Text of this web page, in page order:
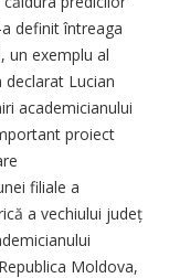
definit întreaga
un exemplu al
declarat Lucian
academicianului
proiect
filiale a
a vechiului județ
Moldova,